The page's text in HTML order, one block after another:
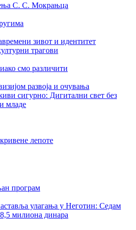
С. С. Мокрањца
зивот и идентитет
трагови
смо различити
развоја и очувања
сигурно: Дигитални свет без
младе
лепоте
програм
улагања у Неготин: Седам
милиона динара